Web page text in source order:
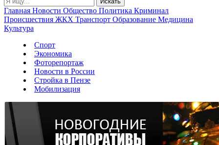
Главная Новости Общество Политика Криминал
Происшествия ЖКХ Транспорт Образование Медицина
Культура
Спорт
Экономика
Фоторепортаж
Новости в России
Стройка в Пензе
Мобилизация